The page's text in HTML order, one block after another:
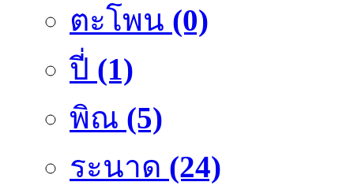
ตะโพน (0)
ปี่ (1)
พิณ (5)
ระนาด (24)